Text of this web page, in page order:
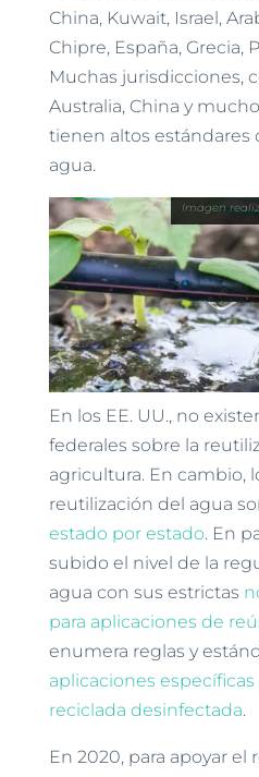
China, Kuwait, Israel,
Chipre, España, Grecia,
Muchas jurisdicciones,
Australia, China y
tienen altos estándares
agua.
En los EE. UU., no
federales sobre la
agricultura. En cambio,
reutilización del agua
estado por estado. En
subido el nivel de la
agua con sus estrictas
para aplicaciones de
enumera reglas y
aplicaciones
reciclada desinfectada.
En 2020, para apoyar el